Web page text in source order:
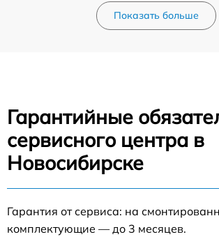
Показать больше
Гарантийные
сервисного центра в
Новосибирске
Гарантия от сервиса: на
комплектующие — до 3 месяцев.